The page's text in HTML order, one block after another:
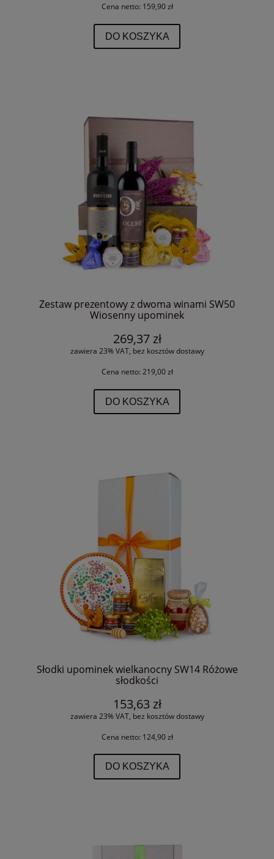
Cena netto: 159,90 zł
DO KOSZYKA
Zestaw prezentowy z dwoma winami SW50
Wiosenny upominek
269,37 zł
zawiera 23% VAT, bez kosztów dostawy
Cena netto: 219,00 zł
DO KOSZYKA
Słodki upominek wielkanocny SW14 Różowe
słodkości
153,63 zł
zawiera 23% VAT, bez kosztów dostawy
Cena netto: 124,90 zł
DO KOSZYKA